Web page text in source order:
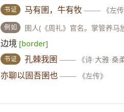
书证 马有圉，牛有牧 —— 《左
例如 圉人(《周礼》官名。掌管养马
边境 [border]
书证 孔棘我圉 —— 《诗·大雅·桑
亦聊以固吾圉也 —— 《左传》